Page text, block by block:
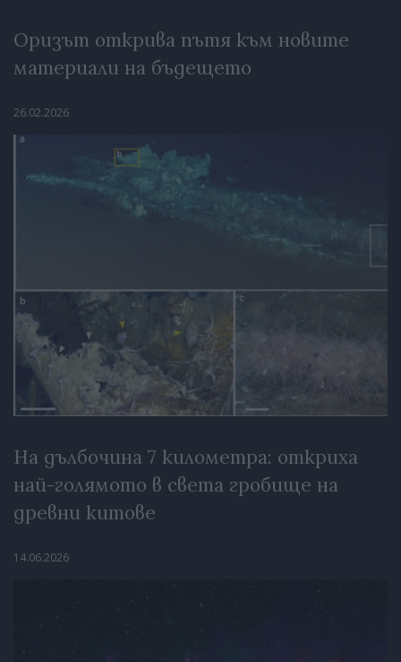
Оризът открива пътя към новите
материали на бъдещето
26.02.2026
На дълбочина 7 километра: откриха
най-голямото в света гробище на
древни китове
14.06.2026